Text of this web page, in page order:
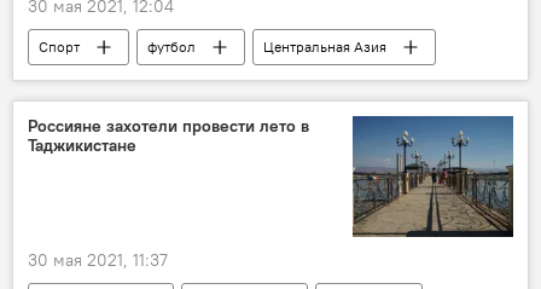
30 мая 2021, 12:04
Спорт футбол
Центральная Азия
Новости Душанбе
чемпионат
Россияне захотели провести лето в
Таджикистане
30 мая 2021, 11:37